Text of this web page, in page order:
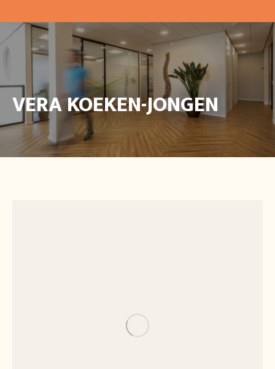
VERA KOEKEN-JONGEN